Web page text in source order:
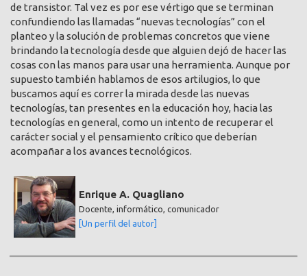
de transistor. Tal vez es por ese vértigo que se terminan
confundiendo las llamadas “nuevas tecnologías” con el
planteo y la solución de problemas concretos que viene
brindando la tecnología desde que alguien dejó de hacer las
cosas con las manos para usar una herramienta. Aunque por
supuesto también hablamos de esos artilugios, lo que
buscamos aquí es correr la mirada desde las nuevas
tecnologías, tan presentes en la educación hoy, hacia las
tecnologías en general, como un intento de recuperar el
carácter social y el pensamiento crítico que deberían
acompañar a los avances tecnológicos.
Enrique A. Quagliano
Docente, informático, comunicador
[Un perfil del autor]